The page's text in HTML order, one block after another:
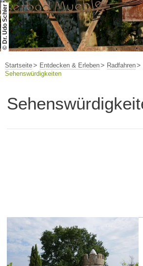
© Dr. Udo Schier
Startseite Entdecken & Erleben Radfahren
Sehenswürdigkeiten
Westhofen